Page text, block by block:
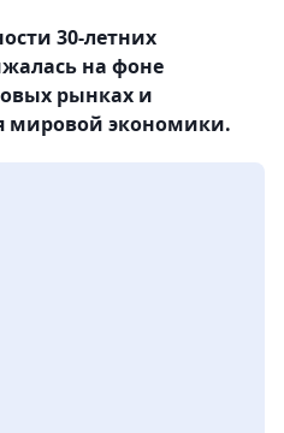
30-летних
на фоне
рынках и
мировой экономики.